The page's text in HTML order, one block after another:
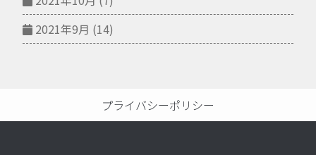
2021年9月 (14)
プライバシーポリシー